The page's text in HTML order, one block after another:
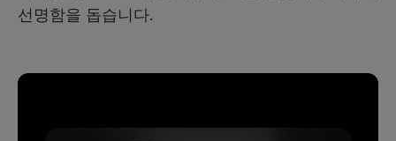
선명함을 돕습니다.